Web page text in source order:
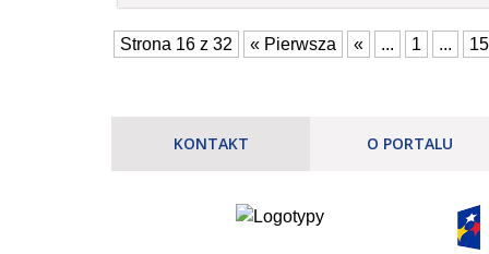
Strona 16 z 32 « Pierwsza « ... 1 ... 15
KONTAKT O PORTALU